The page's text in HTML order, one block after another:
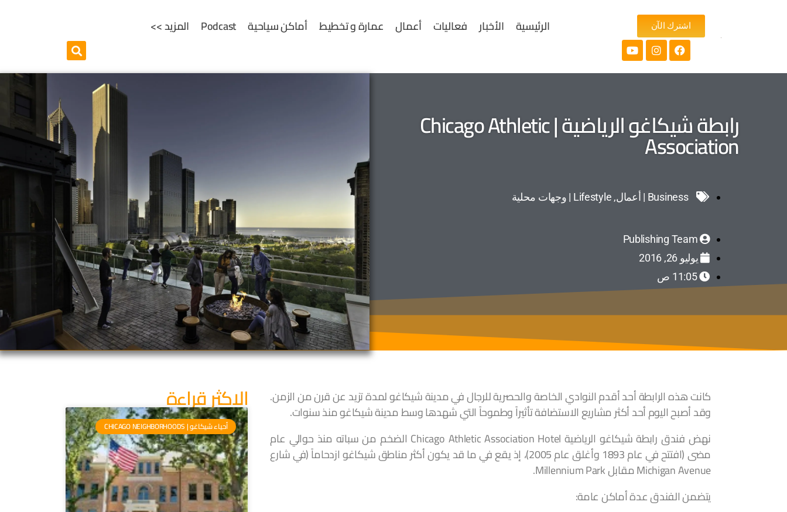
الرئيسية الأخبار فعاليات أعمال عمارة و تخطيط أماكن سياحية Podcast المزيد >> اشترك الآن
رابطة شيكاغو الرياضية | Chicago Athletic
Association
Business | أعمال , Lifestyle | وجهات محلية
Publishing Team
يوليو 26, 2016
11:05 ص
كانت هذه الرابطة أحد أقدم النوادي الخاصة والحصرية للرجال في مدينة شيكاغو لمدة تزيد عن قرن من الزمن.
وقد أصبح اليوم أحد أكثر مشاريع الاستضافة تأثيراً وطموحاً التي شهدها وسط مدينة شيكاغو منذ سنوات.
نهض فندق رابطة شيكاغو الرياضية Chicago Athletic Association Hotel الضخم من سباته منذ حوالي عام
مضى (افتتح في عام 1893 وأغلق عام 2005)، إذ يقع في ما قد يكون أكثر مناطق شيكاغو ازدحاماً (في شارع
Michigan Avenue مقابل Millennium Park.
يتضمن الفندق عدة أماكن عامة:
الاكثر قراءة
أحياء شيكاغو | CHICAGO NEIGHBORHOODS